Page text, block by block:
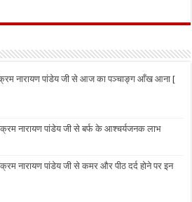
नारायण पांडेय जी से आज का पञ्चाङ्ग आँख आना [
नारायण पांडेय जी से बर्फ के आश्चर्यजनक लाभ
नारायण पांडेय जी से कमर और पीठ दर्द होने पर इन